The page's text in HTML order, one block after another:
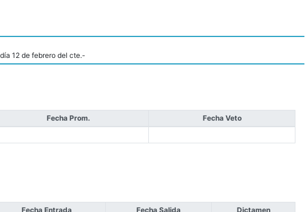
12 de febrero del cte.-
Fecha Prom.
Fecha Veto
Fecha Entrada Fecha Salida
Dictamen